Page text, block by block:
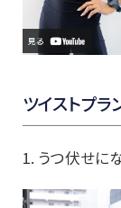
ツイストプラ
1. うつ伏せに